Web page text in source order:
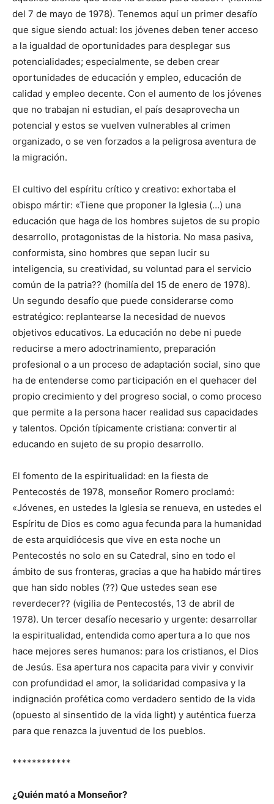
del 7 de mayo de 1978). Tenemos aquí un primer desafío
que sigue siendo actual: los jóvenes deben tener acceso
a la igualdad de oportunidades para desplegar sus
potencialidades; especialmente, se deben crear
oportunidades de educación y empleo, educación de
calidad y empleo decente. Con el aumento de los jóvenes
que no trabajan ni estudian, el país desaprovecha un
potencial y estos se vuelven vulnerables al crimen
organizado, o se ven forzados a la peligrosa aventura de
la migración.
El cultivo del espíritu crítico y creativo: exhortaba el
obispo mártir: «Tiene que proponer la Iglesia (…) una
educación que haga de los hombres sujetos de su propio
desarrollo, protagonistas de la historia. No masa pasiva,
conformista, sino hombres que sepan lucir su
inteligencia, su creatividad, su voluntad para el servicio
común de la patria?? (homilía del 15 de enero de 1978).
Un segundo desafío que puede considerarse como
estratégico: replantearse la necesidad de nuevos
objetivos educativos. La educación no debe ni puede
reducirse a mero adoctrinamiento, preparación
profesional o a un proceso de adaptación social, sino que
ha de entenderse como participación en el quehacer del
propio crecimiento y del progreso social, o como proceso
que permite a la persona hacer realidad sus capacidades
y talentos. Opción típicamente cristiana: convertir al
educando en sujeto de su propio desarrollo.
El fomento de la espiritualidad: en la fiesta de
Pentecostés de 1978, monseñor Romero proclamó:
«Jóvenes, en ustedes la Iglesia se renueva, en ustedes el
Espíritu de Dios es como agua fecunda para la humanidad
de esta arquidiócesis que vive en esta noche un
Pentecostés no solo en su Catedral, sino en todo el
ámbito de sus fronteras, gracias a que ha habido mártires
que han sido nobles (??) Que ustedes sean ese
reverdecer?? (vigilia de Pentecostés, 13 de abril de
1978). Un tercer desafío necesario y urgente: desarrollar
la espiritualidad, entendida como apertura a lo que nos
hace mejores seres humanos: para los cristianos, el Dios
de Jesús. Esa apertura nos capacita para vivir y convivir
con profundidad el amor, la solidaridad compasiva y la
indignación profética como verdadero sentido de la vida
(opuesto al sinsentido de la vida light) y auténtica fuerza
para que renazca la juventud de los pueblos.
************
¿Quién mató a Monseñor?